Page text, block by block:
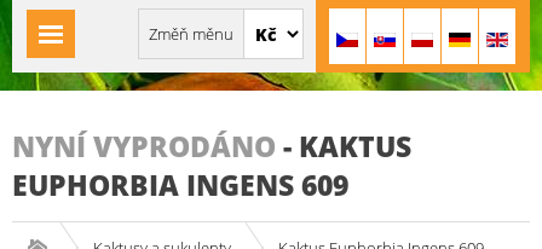
NYNÍ VYPRODÁNO - KAKTUS
EUPHORBIA INGENS 609